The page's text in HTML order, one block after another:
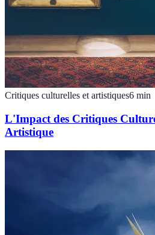
Critiques culturelles et artistiques6 min
L'Impact des Critiques
Artistique